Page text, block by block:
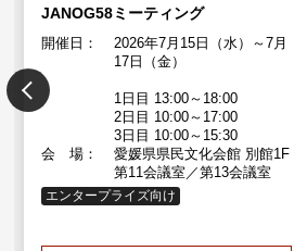
JANOG58ミーティング
開催日：
2026年7月15日（水）～7月
17日（金）
1日目 13:00～18:00
2日目 10:00～17:00
3日目 10:00～15:30
会 場：
愛媛県県民文化会館 別館1F
第11会議室／第13会議室
エンタープライズ向け